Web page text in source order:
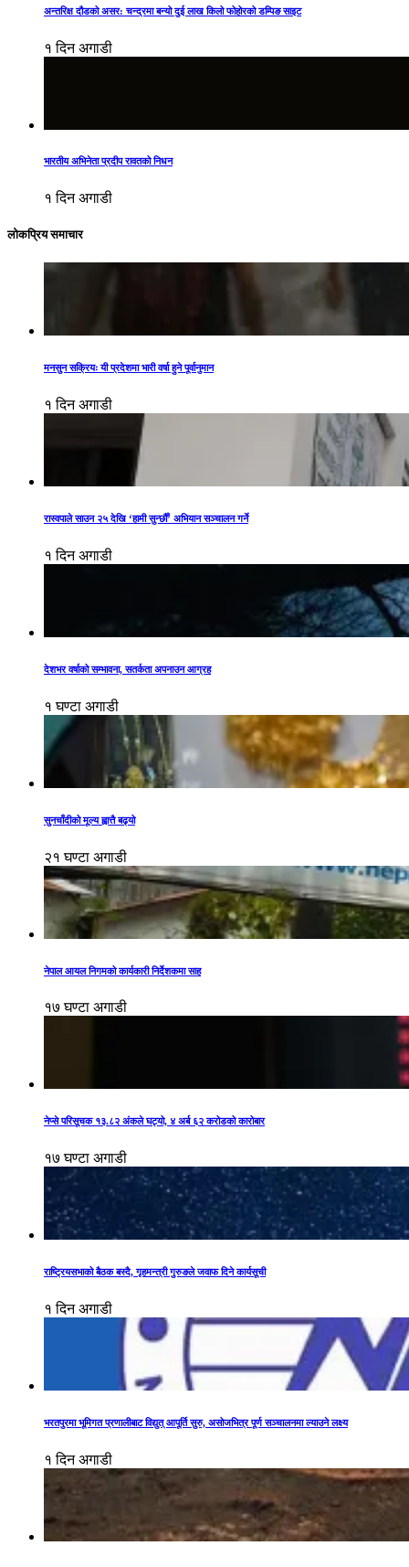
अन्तरिक्ष दौडको असर: चन्द्रमा बन्यो दुई लाख किलो फोहोरको डम्पिङ साइट
१ दिन अगाडी
भारतीय अभिनेता प्रदीप रावतको निधन
१ दिन अगाडी
लोकप्रिय समाचार
मनसुन सक्रियः यी प्रदेशमा भारी वर्षा हुने पूर्वानुमान
१ दिन अगाडी
रास्वपाले साउन २५ देखि ‘हामी सुन्छौँ’ अभियान सञ्चालन गर्ने
१ दिन अगाडी
देशभर वर्षाको सम्भावना, सतर्कता अपनाउन आग्रह
१ घण्टा अगाडी
सुनचाँदीको मूल्य ह्वात्तै बढ्यो
२१ घण्टा अगाडी
नेपाल आयल निगमको कार्यकारी निर्देशकमा साह
१७ घण्टा अगाडी
नेप्से परिसूचक १३.८२ अंकले घट्यो, ४ अर्ब ६२ करोडको कारोबार
१७ घण्टा अगाडी
राष्ट्रियसभाको बैठक बस्दै, गृहमन्त्री गुरुङले जवाफ दिने कार्यसूची
१ दिन अगाडी
भरतपुरमा भूमिगत प्रणालीबाट विद्युत् आपूर्ति सुरु, असोजभित्र पूर्ण सञ्चालनमा ल्याउने लक्ष्य
१ दिन अगाडी